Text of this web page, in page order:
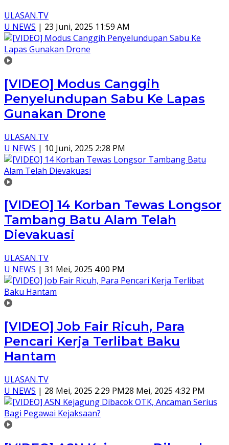
ULASAN.TV
U NEWS | 23 Juni, 2025 11:59 AM
[VIDEO] Modus Canggih
Penyelundupan Sabu Ke Lapas
Gunakan Drone
ULASAN.TV
U NEWS | 10 Juni, 2025 2:28 PM
[VIDEO] 14 Korban Tewas Longsor
Tambang Batu Alam Telah
Dievakuasi
ULASAN.TV
U NEWS | 31 Mei, 2025 4:00 PM
[VIDEO] Job Fair Ricuh, Para
Pencari Kerja Terlibat Baku
Hantam
ULASAN.TV
U NEWS | 28 Mei, 2025 2:29 PM28 Mei, 2025 4:32 PM